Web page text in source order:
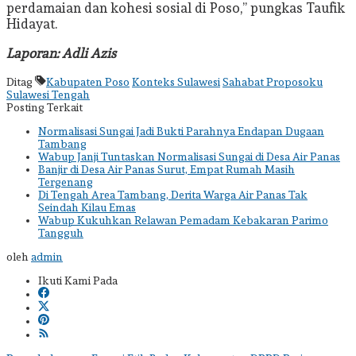
perdamaian dan kohesi sosial di Poso,” pungkas Taufik
Hidayat.
Laporan: Adli Azis
Ditag Kabupaten Poso Konteks Sulawesi Sahabat Proposoku
Sulawesi Tengah
Posting Terkait
Normalisasi Sungai Jadi Bukti Parahnya Endapan Dugaan
Tambang
Wabup Janji Tuntaskan Normalisasi Sungai di Desa Air Panas
Banjir di Desa Air Panas Surut, Empat Rumah Masih
Tergenang
Di Tengah Area Tambang, Derita Warga Air Panas Tak
Seindah Kilau Emas
Wabup Kukuhkan Relawan Pemadam Kebakaran Parimo
Tangguh
oleh admin
Ikuti Kami Pada